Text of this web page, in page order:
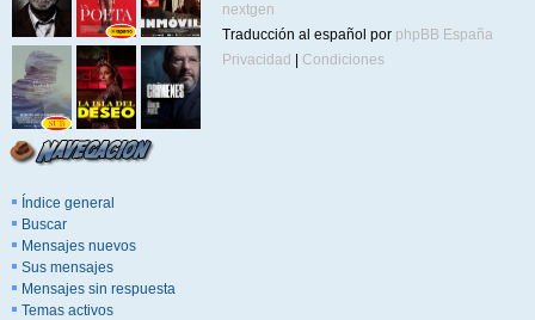
Índice general
Buscar
Mensajes nuevos
Sus mensajes
Mensajes sin respuesta
Temas activos
nextgen
Traducción al español por phpBB España
Privacidad
Condiciones